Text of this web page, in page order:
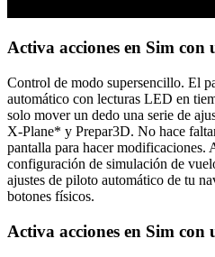
Activa acciones en Sim con
Control de modo supersencillo. El
automático con lecturas LED en
solo mover un dedo una serie de
X-Plane* y Prepar3D. No hace
pantalla para hacer modificaciones.
configuración de simulación de
ajustes de piloto automático de tu
botones físicos.
Activa acciones en Sim con